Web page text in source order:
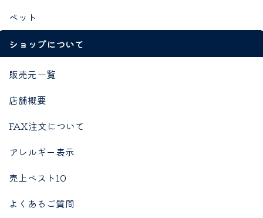
ペット
ショップについて
販売元一覧
店舗概要
FAX注文について
アレルギー表示
売上ベスト10
よくあるご質問